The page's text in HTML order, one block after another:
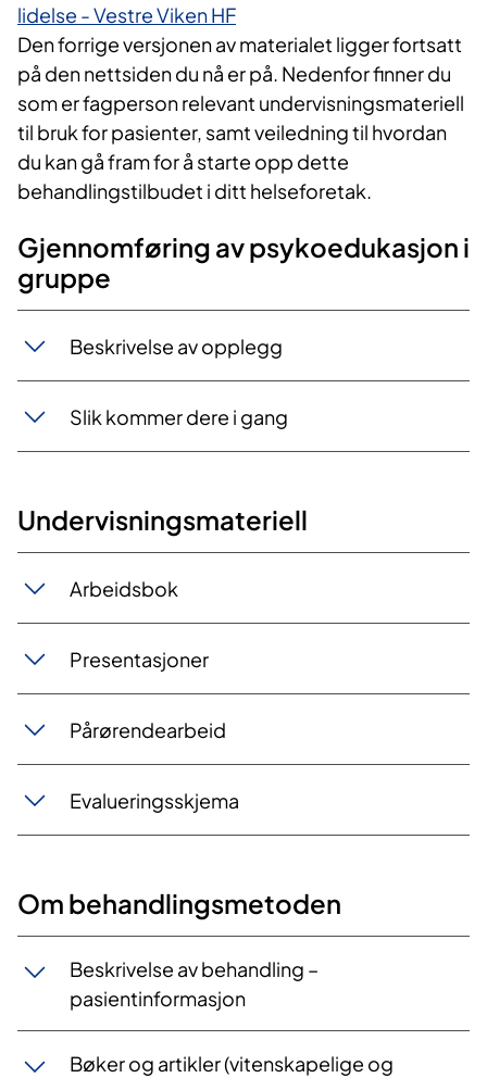
lidelse - Vestre Viken HF
Den forrige versjonen av materialet ligger fortsatt
på den nettsiden du nå er på. Nedenfor finner du
som er fagperson relevant undervisningsmateriell
til bruk for pasienter, samt veiledning til hvordan
du kan gå fram for å starte opp dette
behandlingstilbudet i ditt helseforetak.
Gjennomføring av psykoedukasjon i
gruppe
Beskrivelse av opplegg
Slik kommer dere i gang
Undervisningsmateriell
Arbeidsbok
Presentasjoner
Pårørendearbeid
Evalueringsskjema
Om behandlingsmetoden
Beskrivelse av behandling –
pasientinformasjon
Bøker og artikler (vitenskapelige og